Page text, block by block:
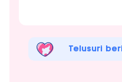
Telusuri